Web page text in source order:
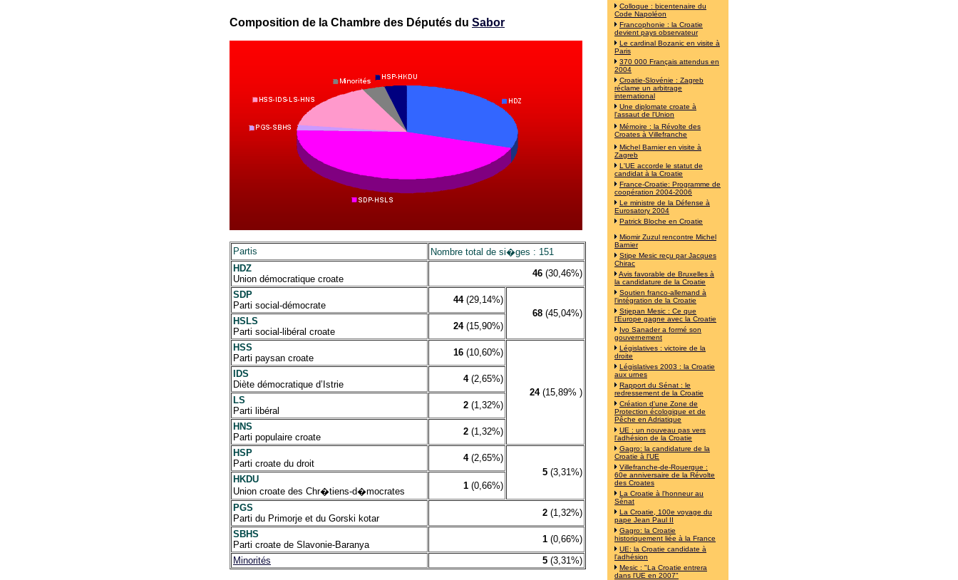
Composition de la Chambre des Députés du Sabor
Partis
Nombre total de si�ges : 151
HDZ
Union démocratique croate
46 (30,46%)
SDP
Parti social-démocrate
44(29,14%)
68 (45,04%)
HSLS
Parti social-libéral croate
24(15,90%)
HSS
Parti paysan croate
16 (10,60%)
24(15,89% )
IDS
Diète démocratique d’Istrie
4(2,65%)
LS
Parti libéral
2 (1,32%)
HNS
Parti populaire croate
2 (1,32%)
HSP
Parti croate du droit
4(2,65%)
5 (3,31%)
HKDU
Union croate des Chr�tiens-d�mocrates
1 (0,66%)
PGS
Parti du Primorje et du Gorski kotar
2 (1,32%)
SBHS
Parti croate de Slavonie-Baranya
1 (0,66%)
Minorités
5 (3,31%)
Colloque : bicentenaire du
Code Napoléon
Francophonie : la Croatie
devient pays observateur
Le cardinal Bozanic en visite à
Paris
370 000 Français attendus en
2004
Croatie-Slovénie : Zagreb
réclame un arbitrage
international
Une diplomate croate à
l'assaut de l'Union
Mémoire : la Révolte des
Croates à Villefranche
Michel Barnier en visite à
Zagreb
L'UE accorde le statut de
candidat à la Croatie
France-Croatie: Programme de
coopération 2004-2006
Le ministre de la Défense à
Eurosatory 2004
Patrick Bloche en Croatie
Miomir Zuzul rencontre Michel
Barnier
Stipe Mesic reçu par Jacques
Chirac
Avis favorable de Bruxelles à
la candidature de la Croatie
Soutien franco-allemand à
l'intégration de la Croatie
Stjepan Mesic : Ce que
l'Europe gagne avec la Croatie
Ivo Sanader a formé son
gouvernement
Législatives : victoire de la
droite
Législatives 2003 : la Croatie
aux urnes
Rapport du Sénat : le
redressement de la Croatie
Création d'une Zone de
Protection écologique et de
Pêche en Adriatique
UE : un nouveau pas vers
l'adhésion de la Croatie
Gagro: la candidature de la
Croatie à l'UE
Villefranche-de-Rouergue :
60e anniversaire de la Révolte
des Croates
La Croatie à l'honneur au
Sénat
La Croatie, 100e voyage du
pape Jean Paul II
Gagro: la Croatie
historiquement liée à la France
UE: la Croatie candidate à
l'adhésion
Mesic : "La Croatie entrera
dans l'UE en 2007"